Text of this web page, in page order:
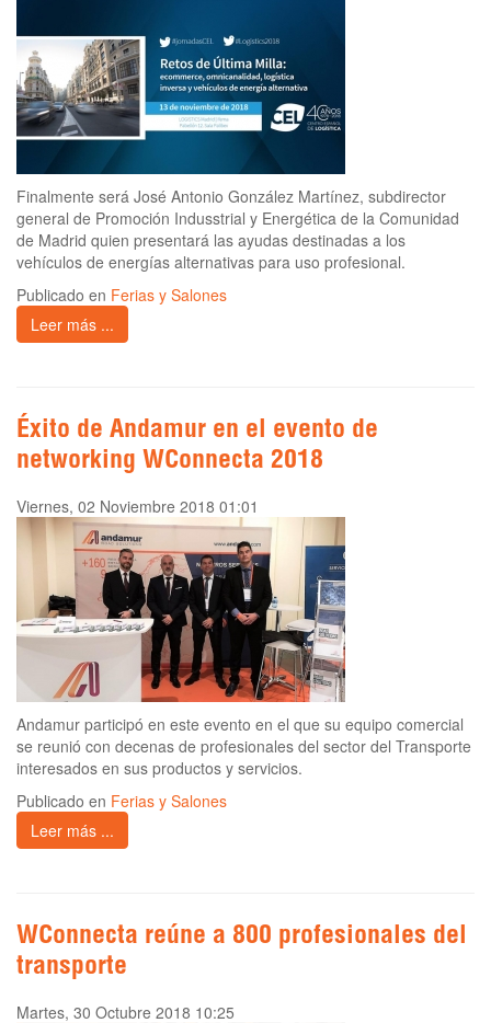
Finalmente será José Antonio González Martínez, subdirector
general de Promoción Indusstrial y Energética de la Comunidad
de Madrid quien presentará las ayudas destinadas a los
vehículos de energías alternativas para uso profesional.
Publicado en Ferias y Salones
Leer más ...
Éxito de Andamur en el evento de
networking WConnecta 2018
Viernes, 02 Noviembre 2018 01:01
Andamur participó en este evento en el que su equipo comercial
se reunió con decenas de profesionales del sector del Transporte
interesados en sus productos y servicios.
Publicado en Ferias y Salones
Leer más ...
WConnecta reúne a 800 profesionales del
transporte
Martes, 30 Octubre 2018 10:25